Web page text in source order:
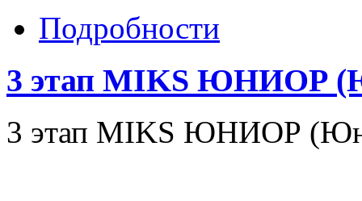
Подробности
3 этап MIKS ЮНИОР
3 этап MIKS ЮНИОР